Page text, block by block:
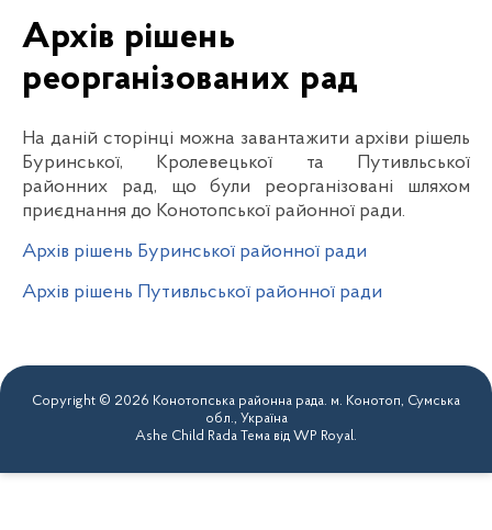
Архів рішень
реорганізованих рад
На даній сторінці можна завантажити архіви рішель
Буринської, Кролевецької та Путивльської
районних рад, що були реорганізовані шляхом
приєднання до Конотопської районної ради.
Архів рішень Буринської районної ради
Архів рішень Путивльської районної ради
Copyright © 2026 Конотопська районна рада. м. Конотоп, Сумська
обл., Україна
Ashe Child Rada Тема від WP Royal.